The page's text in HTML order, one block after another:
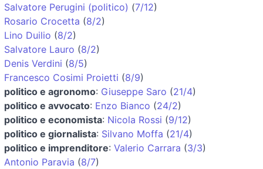
Salvatore Perugini (politico) (7/12)
Rosario Crocetta (8/2)
Lino Duilio (8/2)
Salvatore Lauro (8/2)
Denis Verdini (8/5)
Francesco Cosimi Proietti (8/9)
politico e agronomo: Giuseppe Saro (21/4)
politico e avvocato: Enzo Bianco (24/2)
politico e economista: Nicola Rossi (9/12)
politico e giornalista: Silvano Moffa (21/4)
politico e imprenditore: Valerio Carrara (3/3)
Antonio Paravia (8/7)